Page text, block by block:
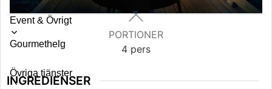
Event & ÖvrigtToggle
submenu
Gourmethelg
Övriga tjänster
PORTIONER
4 pers
INGREDIENSER